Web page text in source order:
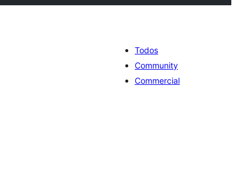
Todos
Community
Commercial